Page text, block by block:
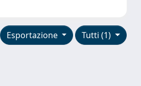
Tutti (1)
Esportazione